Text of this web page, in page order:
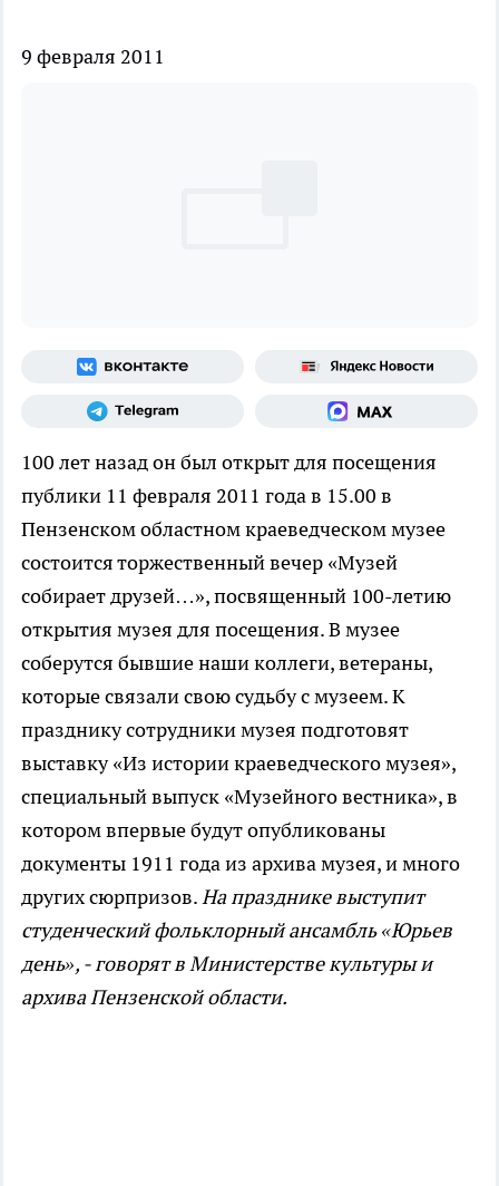
9 февраля 2011
100 лет назад он был открыт для посещения
публики 11 февраля 2011 года в 15.00 в
Пензенском областном краеведческом музее
состоится торжественный вечер «Музей
собирает друзей…», посвященный 100-летию
открытия музея для посещения. В музее
соберутся бывшие наши коллеги, ветераны,
которые связали свою судьбу с музеем. К
празднику сотрудники музея подготовят
выставку «Из истории краеведческого музея»,
специальный выпуск «Музейного вестника», в
котором впервые будут опубликованы
документы 1911 года из архива музея, и много
других сюрпризов.На празднике выступит
студенческий фольклорный ансамбль «Юрьев
день», - говорят в Министерстве культуры и
архива Пензенской области.